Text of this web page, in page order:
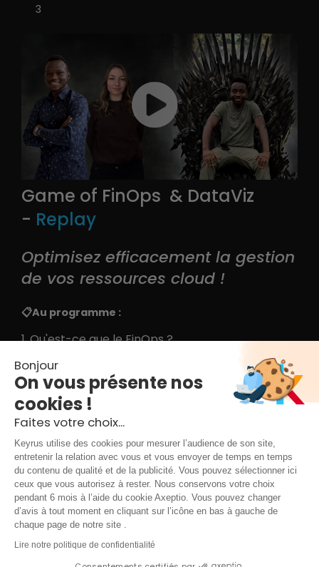
3
Game of FinOps & DataViz
- Replay
Optimisez efficacement la gestion
de vos ressources cloud !
📋Au programme :
1. Qu'est-ce que le FinOps ?
2. Objectifs clés : Comment appliquer le FinOps à
un projet de ML
3. Utilisation de la Dataviz comme finalité d'un
30 mn
Mentions légales & conditions d'utilisation
Bonjour
On vous présente nos
cookies !
Faites votre choix...
Keyrus utilise des cookies pour mesurer l’audience de son site,
entretenir la relation avec vous et vous envoyer de temps en temps
du contenu de qualité et de la publicité. Vous pouvez sélectionner ici
ceux que vous autorisez à rester. Nous conservons votre choix
pendant 6 mois à l’aide du cookie Axeptio. Vous pouvez changer
d’avis à tout moment en cliquant sur l’icône en bas à gauche de
chaque page de notre site .
Lire notre politique de confidentialité